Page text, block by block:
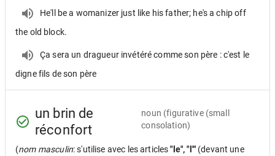
He'll be a womanizer just like his father; he's a chip off
the old block.
Ça sera un dragueur invétéré comme son père : c'est le
digne fils de son père
un brin de
réconfort
noun (figurative (small
consolation)
(nom masculin: s'utilise avec les articles"le", "l'" (devant une